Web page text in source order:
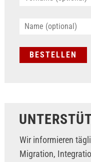
Wir informieren
Migration,